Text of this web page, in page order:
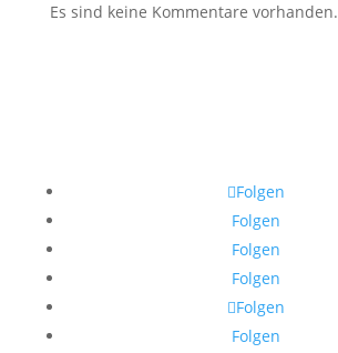
Es sind keine Kommentare vorhanden.
Folgen
Folgen
Folgen
Folgen
Folgen
Folgen